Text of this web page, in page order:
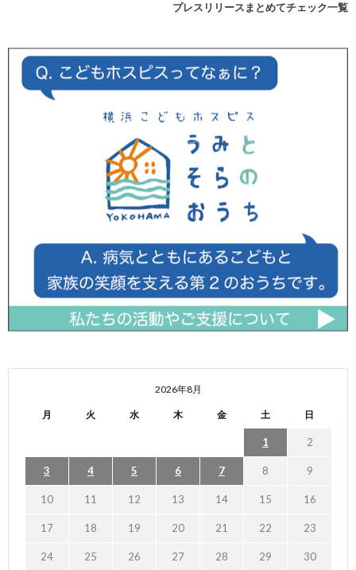
プレスリリースまとめてチェック一覧
2026年8月
月 火 水 木 金 土 日
1 2
3 4 5 6 7 8 9
10 11 12 13 14 15 16
17 18 19 20 21 22 23
24 25 26 27 28 29 30